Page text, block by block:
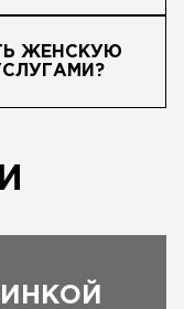
ЖЕНСКУЮ